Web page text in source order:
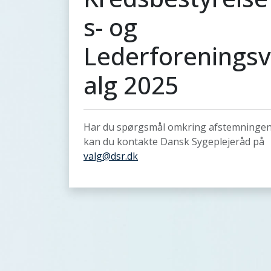
s- og
Lederforeningsv
alg 2025
Har du spørgsmål omkring afstemningen
kan du kontakte Dansk Sygeplejeråd på
valg@dsr.dk